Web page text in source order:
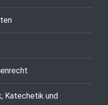
Katechetik und